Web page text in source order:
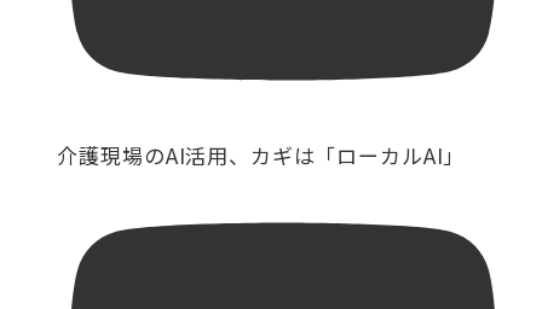
介護現場のAI活用、カギは「ローカルAI」